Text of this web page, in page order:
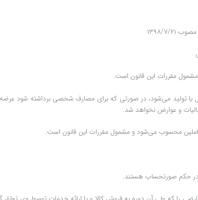
مصوب ۱۳۹۸/۷/۲۱
مشمول مقررات ‏این قانون است.‏
یا تولید می‌شود، در صورتی که برای مصارف شخصی برداشته شود
و عوارض نخواهد شد.
در حکم صورتحساب هستند.